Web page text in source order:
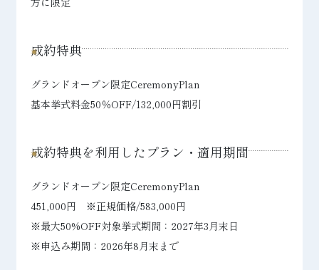
成約特典
グランドオープン限定CeremonyPlan
基本挙式料金50％OFF/132,000円割引
成約特典を利用したプラン・適用期間
グランドオープン限定CeremonyPlan
451,000円 ※正規価格/583,000円
※最大50%OFF対象挙式期間：2027年3月末日
※申込み期間：2026年8月末まで